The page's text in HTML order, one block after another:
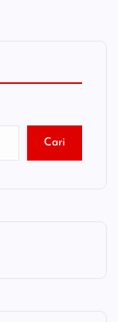
Cari